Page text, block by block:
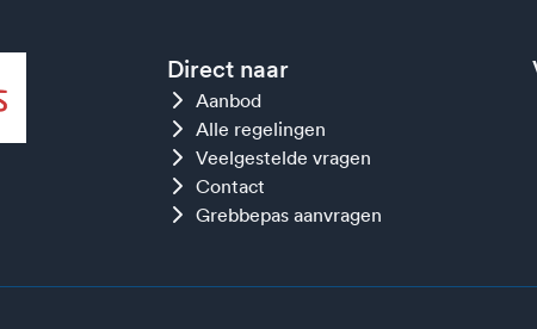
Direct naar
Aanbod
Alle regelingen
Veelgestelde vragen
Contact
Grebbepas aanvragen